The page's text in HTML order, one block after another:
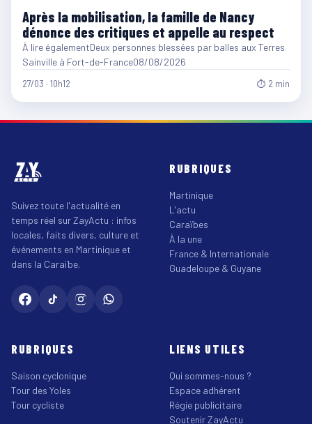
Après la mobilisation, la famille de Nancy
dénonce des critiques et appelle au respect
À lire égalementDeux personnes blessées par balles aux Terres
Sainville à Fort-de-France08/08/2026
27/03 · 10h12 ⏱ 2 min
Suivez toute l'actualité en
temps réel sur ZayActu : infos
locales, faits divers, culture et
événements en Martinique et
dans la Caraïbe.
RUBRIQUES
Martinique
L'actu
Caraïbes
À la une
France & Internationale
Guadeloupe & Guyane
RUBRIQUES
Saison cyclonique
Tour des Yoles
Tour cycliste
LIENS UTILES
Qui sommes-nous ?
Espace adhérent
Régie publicitaire
Soutenir ZayActu